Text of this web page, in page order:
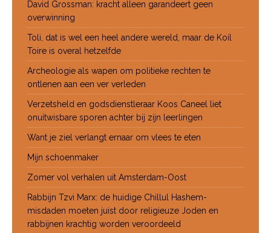
David Grossman: kracht alleen garandeert geen
overwinning
Toli, dat is wel een heel andere wereld, maar de Koil
Toire is overal hetzelfde
Archeologie als wapen om politieke rechten te
ontlenen aan een ver verleden
Verzetsheld en godsdienstleraar Koos Caneel liet
onuitwisbare sporen achter bij zijn leerlingen
Want je ziel verlangt ernaar om vlees te eten
Mijn schoenmaker
Zomer vol verhalen uit Amsterdam-Oost
Rabbijn Tzvi Marx: de huidige Chillul Hashem-
misdaden moeten juist door religieuze Joden en
rabbijnen krachtig worden veroordeeld